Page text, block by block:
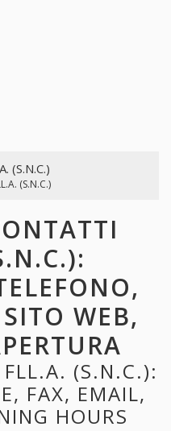
(S.N.C.)
(S.N.C.)
WEB,
(S.N.C.):
FAX, EMAIL,
HOURS